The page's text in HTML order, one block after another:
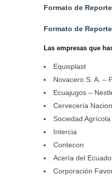
Formato de
Formato de
Las empresas que
Equisplast
Novacero S. A. –
Ecuajugos –
Cervecería
Sociedad
Intercia
Contecon
Acería del
Corporación